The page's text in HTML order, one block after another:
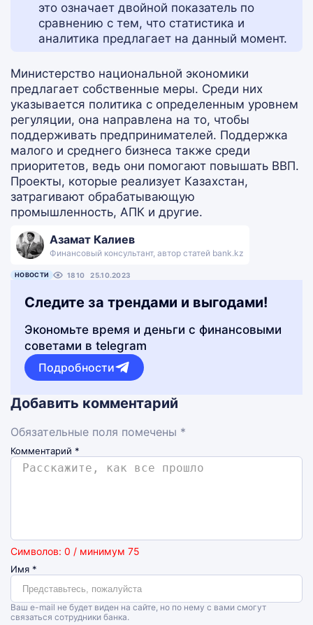
это означает двойной показатель по
сравнению с тем, что статистика и
аналитика предлагает на данный момент.
Министерство национальной экономики
предлагает собственные меры. Среди них
указывается политика с определенным уровнем
регуляции, она направлена на то, чтобы
поддерживать предпринимателей. Поддержка
малого и среднего бизнеса также среди
приоритетов, ведь они помогают повышать ВВП.
Проекты, которые реализует Казахстан,
затрагивают обрабатывающую
промышленность, АПК и другие.
Азамат Калиев
Финансовый консультант, автор статей bank.kz
НОВОСТИ 1810 25.10.2023
Следите за трендами и выгодами!
Экономьте время и деньги с финансовыми
советами в telegram
Подробности
Добавить комментарий
Обязательные поля помечены *
Комментарий *
Символов: 0 / минимум 75
Имя *
Ваш e-mail не будет виден на сайте, но по нему с вами смогут
связаться сотрудники банка.